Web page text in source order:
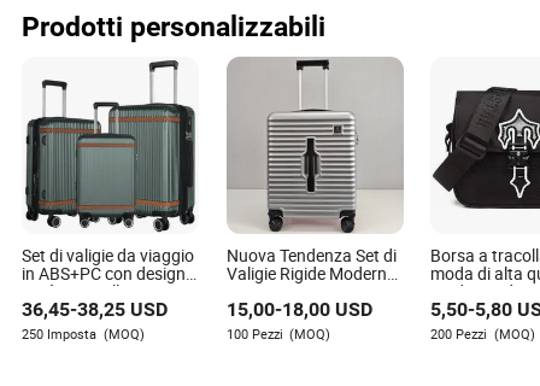
Prodotti personalizzabili
Set di valigie da viaggio
in ABS+PC con design
retrò e carrello
36,45-38,25 USD
250 Imposta (MOQ)
Nuova Tendenza Set di
Valigie Rigide Moderne
Nazionali 55X40X20cm
15,00-18,00USD
100 Pezzi (MOQ)
Borsa a
moda di alta
tendenza da
regalo
per la scuola,
tote per
5,50-5,80
200 Pezzi (MOQ)